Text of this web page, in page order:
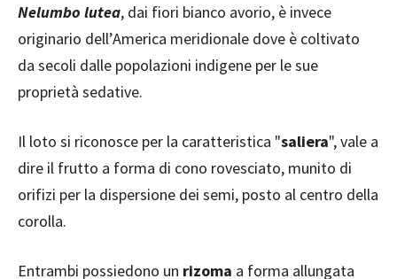
Nelumbo lutea, dai fiori bianco avorio, è invece
originario dell’America meridionale dove è coltivato
da secoli dalle popolazioni indigene per le sue
proprietà sedative.
Il loto si riconosce per la caratteristica "saliera", vale a
dire il frutto a forma di cono rovesciato, munito di
orifizi per la dispersione dei semi, posto al centro della
corolla.
Entrambi possiedono un rizoma a forma allungata